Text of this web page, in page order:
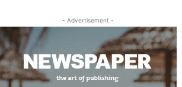
- Advertisement -